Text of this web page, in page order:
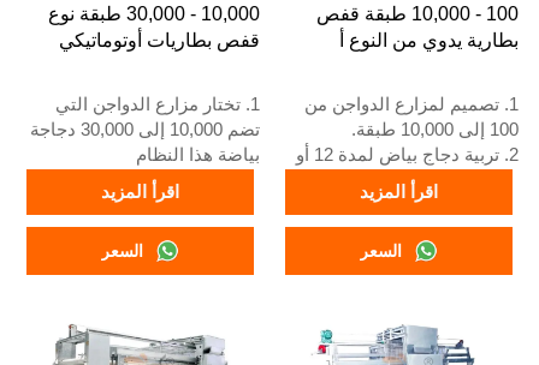
10,000 - 30,000 طبقة نوع
قفص بطاريات أوتوماتيكي
1. تختار مزارع الدواجن التي
تضم 10,000 إلى 30,000 دجاجة
بياضة هذا النظام
2. يبدأ دجاج البياض البالغ في
وضع البيض عند 16 أسبوعًا
3. عمره الافتراضي أكثر من 25
4. خدمة الاستقبال عبر الإنترنت
اقرأ المزيد
السعر
100 - 10,000 طبقة قفص
بطارية يدوي من النوع أ
1. تصميم لمزارع الدواجن من
100 إلى 10,000 طبقة.
2. تربية دجاج بياض لمدة 12 أو
عامًا.
عبر الواتساب رقم
8111199996
اقرأ المزيد
السعر